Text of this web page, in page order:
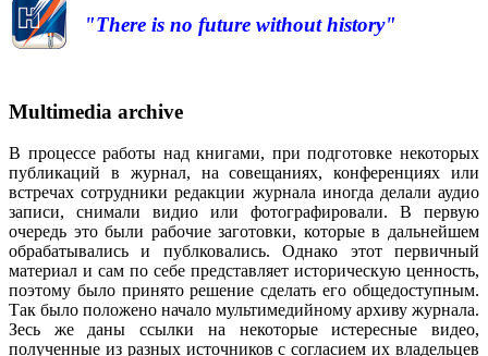
"There is no future without history"
Multimedia archive
В процессе работы над книгами, при подготовке некоторых
публикаций в журнал, на совещаниях, конференциях или
встречах сотрудники редакции журнала иногда делали аудио
записи, снимали видио или фотографировали. В первую
очередь это были рабочие заготовки, которые в дальнейшем
обрабатывались и публковались. Однако этот первичный
материал и сам по себе представляет историческую ценность,
поэтому было принято решение сделать его общедоступным.
Так было положено начало мультимедийному архиву журнала.
Зесь же даны ссылки на некоторые истересные видео,
полученные из разных источников с согласием их владельцев